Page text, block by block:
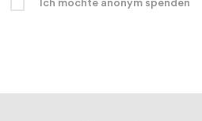
Ich möchte anonym spenden